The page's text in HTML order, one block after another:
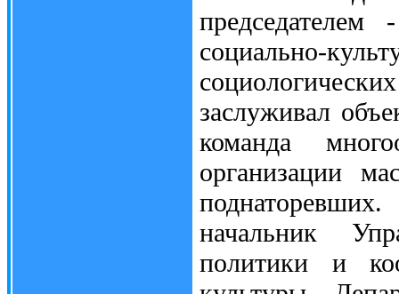
председателем
социально-
заслуживал
команда
организации
начальник
политики и